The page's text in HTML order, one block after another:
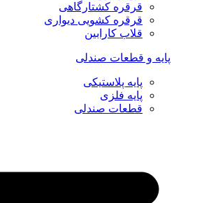
قرقره کشتارگاهی
قرقره کشویی دیواری
قلاب کارابین
پایه و قطعات صندلی
پایه پلاستیکی
پایه فلزی
قطعات صندلی